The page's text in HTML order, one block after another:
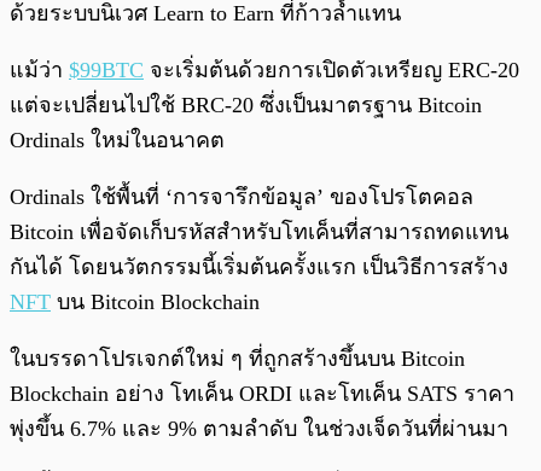
ด้วยระบบนิเวศ Learn to Earn ที่ก้าวล้ำแทน
แม้ว่า $99BTC จะเริ่มต้นด้วยการเปิดตัวเหรียญ ERC-20
แต่จะเปลี่ยนไปใช้ BRC-20 ซึ่งเป็นมาตรฐาน Bitcoin
Ordinals ใหม่ในอนาคต
Ordinals ใช้พื้นที่ ‘การจารึกข้อมูล’ ของโปรโตคอล
Bitcoin เพื่อจัดเก็บรหัสสำหรับโทเค็นที่สามารถทดแทน
กันได้ โดยนวัตกรรมนี้เริ่มต้นครั้งแรก เป็นวิธีการสร้าง
NFT บน Bitcoin Blockchain
ในบรรดาโปรเจกต์ใหม่ ๆ ที่ถูกสร้างขึ้นบน Bitcoin
Blockchain อย่าง โทเค็น ORDI และโทเค็น SATS ราคา
พุ่งขึ้น 6.7% และ 9% ตามลำดับ ในช่วงเจ็ดวันที่ผ่านมา